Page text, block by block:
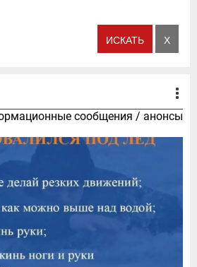
сообщения / анонсы